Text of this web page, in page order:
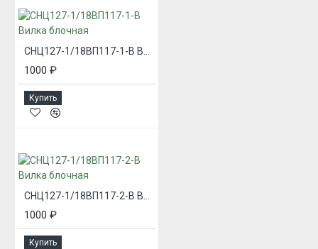
1000 ₽
Купить
СНЦ127-1/18ВП117-2-В Вилка блочная
1000 ₽
Купить